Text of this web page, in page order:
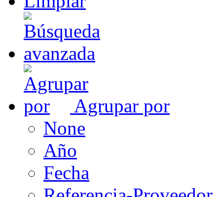
Agrupar por
None
Año
Fecha